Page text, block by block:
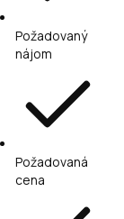
Požadovaný
nájom
Požadovaná
cena